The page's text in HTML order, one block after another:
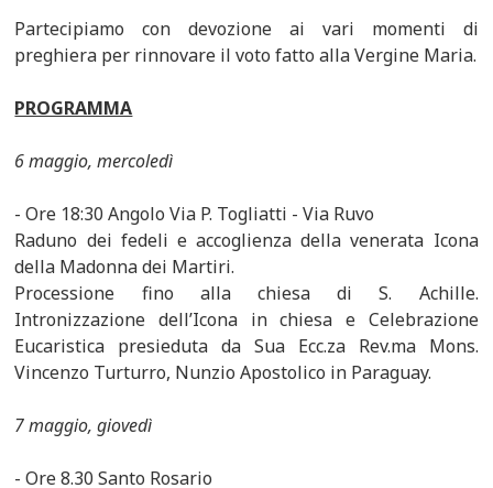
Partecipiamo con devozione ai vari momenti di
preghiera per rinnovare il voto fatto alla Vergine Maria.
PROGRAMMA
6 maggio, mercoledì
- Ore 18:30 Angolo Via P. Togliatti - Via Ruvo
Raduno dei fedeli e accoglienza della venerata Icona
della Madonna dei Martiri.
Processione fino alla chiesa di S. Achille.
Intronizzazione dell’Icona in chiesa e Celebrazione
Eucaristica presieduta da Sua Ecc.za Rev.ma Mons.
Vincenzo Turturro, Nunzio Apostolico in Paraguay.
7 maggio, giovedì
- Ore 8.30 Santo Rosario